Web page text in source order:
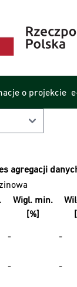
o projekcie
agregacji
Wigl. min.
[%]
- -
- -